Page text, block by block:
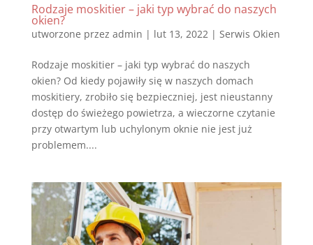
Rodzaje moskitier – jaki typ wybrać do naszych
okien?
utworzone przez admin | lut 13, 2022 | Serwis Okien
Rodzaje moskitier – jaki typ wybrać do naszych
okien? Od kiedy pojawiły się w naszych domach
moskitiery, zrobiło się bezpieczniej, jest nieustanny
dostęp do świeżego powietrza, a wieczorne czytanie
przy otwartym lub uchylonym oknie nie jest już
problemem....